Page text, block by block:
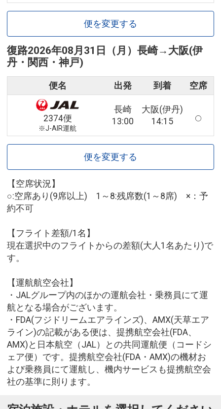
便を変更する
復路2026年08月31日（月） 長崎→ 大阪(伊
丹・関西・神戸)
便名 出発 到着 空席
2374便
※J-AIR運航
長崎
13:00
大阪(伊丹)
14:15
便を変更する
【空席状況】
○:空席あり(9席以上) 1～8:残席数(1～8席) ×：予
約不可
【フライト差額/1名】
現在選択中のフライトからの差額(大人1名あたり)で
す。
【運航航空会社】
・JALグループ内のほかの運航会社・乗務員にて運
航となる場合がございます。
・FDA(フジドリームエアラインズ)、AMX(天草エア
ライン)の記載がある便は、提携航空会社(FDA、
AMX)と日本航空（JAL）との共同運航便（コードシ
ェア便）です。提携航空会社(FDA・AMX)の機材お
よび乗務員にて運航し、機内サービスも提携航空会
社の基準に則ります。